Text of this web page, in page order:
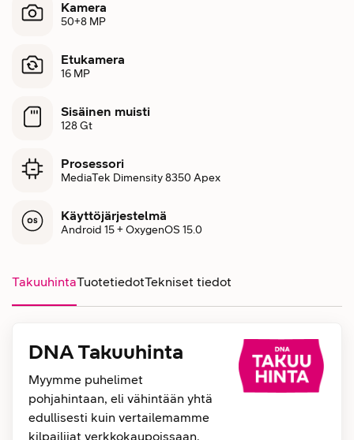
Kamera
50+8 MP
Etukamera
16 MP
Sisäinen muisti
128 Gt
Prosessori
MediaTek Dimensity 8350 Apex
Käyttöjärjestelmä
Android 15 + OxygenOS 15.0
TakuuhintaTuotetiedotTekniset tiedot
DNA Takuuhinta
Myymme puhelimet
pohjahintaan, eli vähintään yhtä
edullisesti kuin vertailemamme
kilpailijat verkkokaupoissaan.